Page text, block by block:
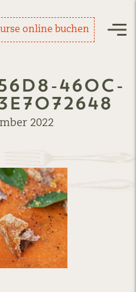
online buchen
460C-
2022